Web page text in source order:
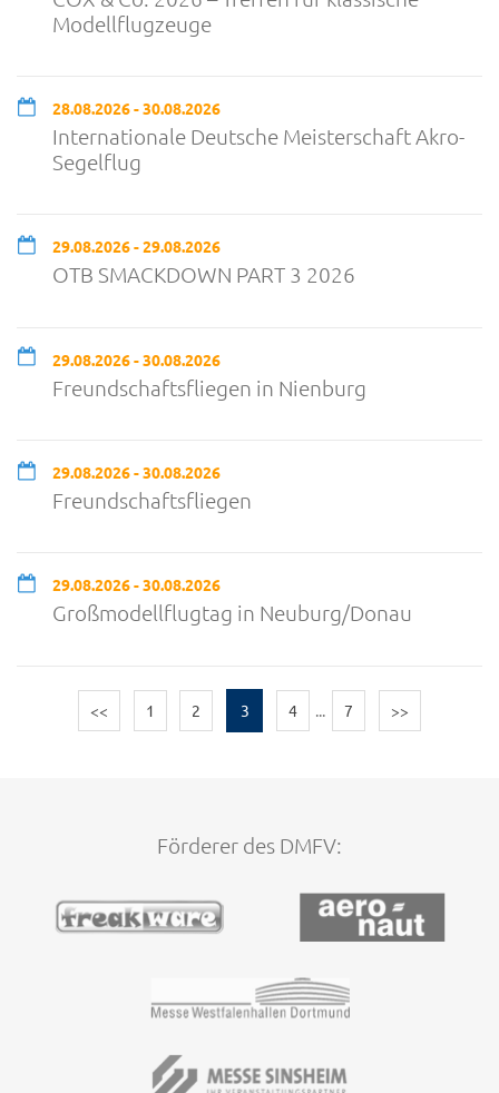
Modellflugzeuge
28.08.2026 - 30.08.2026
Internationale Deutsche Meisterschaft Akro-
Segelflug
29.08.2026 - 29.08.2026
OTB SMACKDOWN PART 3 2026
29.08.2026 - 30.08.2026
Freundschaftsfliegen in Nienburg
29.08.2026 - 30.08.2026
Freundschaftsfliegen
29.08.2026 - 30.08.2026
Großmodellflugtag in Neuburg/Donau
<< 1 2 3 4 ... 7 >>
Förderer des DMFV: